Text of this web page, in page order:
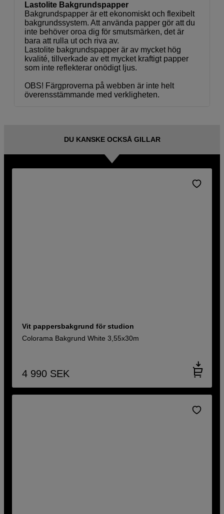
Lastolite Bakgrundspapper
Bakgrundspapper är ett ekonomiskt och flexibelt
bakgrundssystem. Att använda papper gör att du
inte behöver oroa dig för smutsmärken, det är
bara att rulla ut och riva av.
Lastolite bakgrundspapper är av mycket hög
kvalité, tillverkade av ett mycket kraftigt papper
som inte reflekterar onödigt ljus.
OBS! Färgproverna på webben är inte helt
överensstämmande med verkligheten.
DU KANSKE OCKSÅ GILLAR
Vit pappersbakgrund för studion
Colorama Bakgrund White 3,55x30m
4 990 SEK